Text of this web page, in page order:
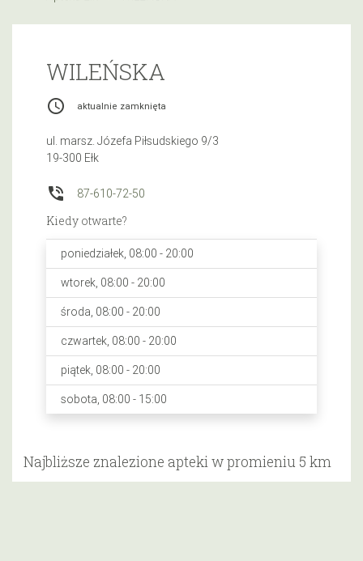
WILEŃSKA
access_time aktualnie zamknięta
ul. marsz. Józefa Piłsudskiego 9/3
19-300 Ełk
phone_in_talk 87-610-72-50
Kiedy otwarte?
poniedziałek, 08:00 - 20:00
wtorek, 08:00 - 20:00
środa, 08:00 - 20:00
czwartek, 08:00 - 20:00
piątek, 08:00 - 20:00
sobota, 08:00 - 15:00
Najbliższe znalezione apteki w promieniu 5 km